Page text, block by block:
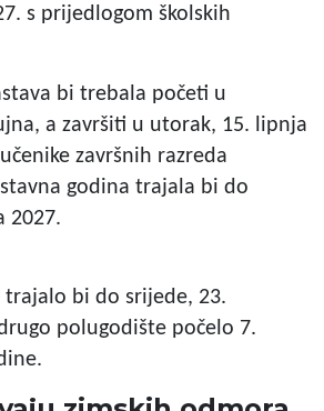
s prijedlogom školskih
bi trebala početi u
a završiti u utorak, 15. lipnja
završnih razreda
godina trajala bi do
2027.
trajalo bi do srijede, 23.
polugodište počelo 7.